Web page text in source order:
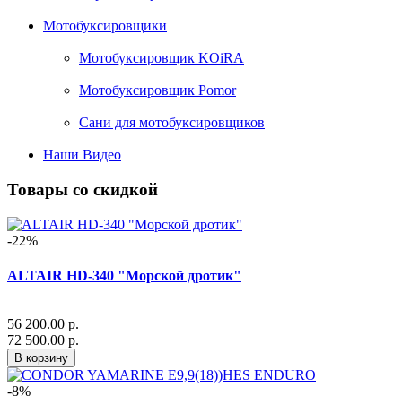
Мотобуксировщики
Мотобуксировщик KOiRA
Мотобуксировщик Pomor
Сани для мотобуксировщиков
Наши Видео
Товары со скидкой
-22%
ALTAIR HD-340 "Морской дротик"
56 200.00 р.
72 500.00 р.
В корзину
-8%